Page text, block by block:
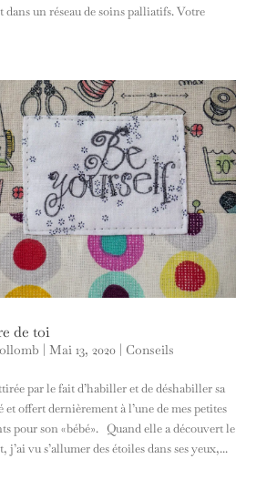
dans un réseau de soins palliatifs. Votre
de toi
| Mai 13, 2020| Conseils
par le fait d’habiller et de déshabiller sa
et offert dernièrement à l’une de mes petites
pour son «bébé». Quand elle a découvert le
j’ai vu s’allumer des étoiles dans ses yeux,...